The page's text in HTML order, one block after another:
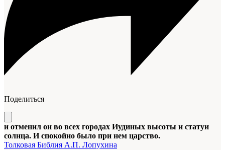
Поделиться
и отменил он во всех городах Иудиных высоты и статуи
солнца. И спокойно было при нем царство.
Толковая Библия А.П. Лопухина